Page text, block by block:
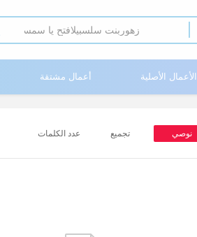
الأعمال الأصلية أعمال مشتقة
نوصي تجميع عدد الكلمات